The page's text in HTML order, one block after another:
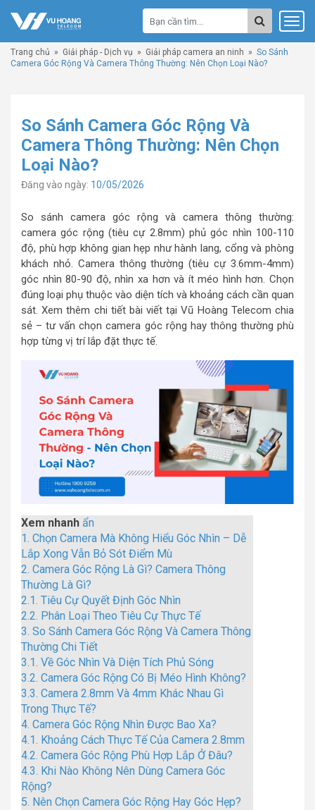
Trang chủ » Giải pháp - Dịch vụ » Giải pháp camera an ninh » So Sánh
Camera Góc Rộng Và Camera Thông Thường: Nên Chọn Loại Nào?
So Sánh Camera Góc Rộng Và
Camera Thông Thường: Nên Chọn
Loại Nào?
Đăng vào ngày: 10/05/2026
So sánh camera góc rộng và camera thông thường:
camera góc rộng (tiêu cự 2.8mm) phủ góc nhìn 100-110
độ, phù hợp không gian hẹp như hành lang, cổng và phòng
khách nhỏ. Camera thông thường (tiêu cự 3.6mm-4mm)
góc nhìn 80-90 độ, nhìn xa hơn và ít méo hình hơn. Chọn
đúng loại phụ thuộc vào diện tích và khoảng cách cần quan
sát. Xem thêm chi tiết bài viết tại Vũ Hoàng Telecom chia
sẻ – tư vấn chọn camera góc rộng hay thông thường phù
hợp từng vị trí lắp đặt thực tế.
Xem nhanh ẩn
1. Chọn Camera Mà Không Hiểu Góc Nhìn – Dễ
Lắp Xong Vẫn Bỏ Sót Điểm Mù
2. Camera Góc Rộng Là Gì? Camera Thông
Thường Là Gì?
2.1. Tiêu Cự Quyết Định Góc Nhìn
2.2. Phân Loại Theo Tiêu Cự Thực Tế
3. So Sánh Camera Góc Rộng Và Camera Thông
Thường Chi Tiết
3.1. Về Góc Nhìn Và Diện Tích Phủ Sóng
3.2. Camera Góc Rộng Có Bị Méo Hình Không?
3.3. Camera 2.8mm Và 4mm Khác Nhau Gì
Trong Thực Tế?
4. Camera Góc Rộng Nhìn Được Bao Xa?
4.1. Khoảng Cách Thực Tế Của Camera 2.8mm
4.2. Camera Góc Rộng Phù Hợp Lắp Ở Đâu?
4.3. Khi Nào Không Nên Dùng Camera Góc
Rộng?
5. Nên Chọn Camera Góc Rộng Hay Góc Hẹp?